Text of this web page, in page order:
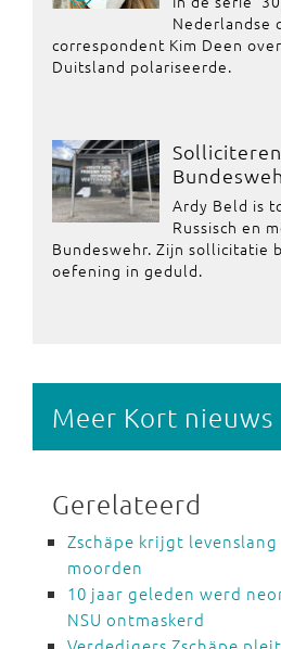
Nederlandse
correspondent Kim Deen
Duitsland polariseerde.
Ardy Beld is
Russisch en
Bundeswehr. Zijn sollicitatie
oefening in geduld.
Meer Kort nieuws
Gerelateerd
Zschäpe krijgt
moorden
10 jaar geleden werd
NSU ontmaskerd